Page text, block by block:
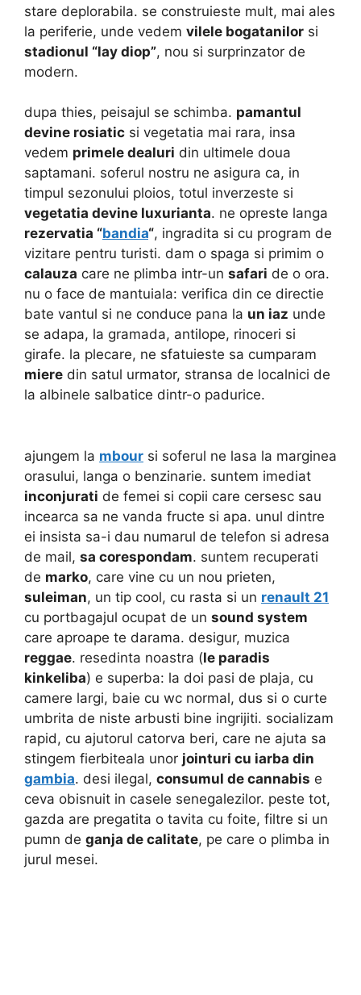
stare deplorabila. se construieste mult, mai ales
la periferie, unde vedem vilele bogatanilor si
stadionul “lay diop”, nou si surprinzator de
modern.
dupa thies, peisajul se schimba. pamantul
devine rosiatic si vegetatia mai rara, insa
vedem primele dealuri din ultimele doua
saptamani. soferul nostru ne asigura ca, in
timpul sezonului ploios, totul inverzeste si
vegetatia devine luxurianta. ne opreste langa
rezervatia “bandia“, ingradita si cu program de
vizitare pentru turisti. dam o spaga si primim o
calauza care ne plimba intr-un safari de o ora.
nu o face de mantuiala: verifica din ce directie
bate vantul si ne conduce pana la un iaz unde
se adapa, la gramada, antilope, rinoceri si
girafe. la plecare, ne sfatuieste sa cumparam
miere din satul urmator, stransa de localnici de
la albinele salbatice dintr-o padurice.
ajungem la mbour si soferul ne lasa la marginea
orasului, langa o benzinarie. suntem imediat
inconjurati de femei si copii care cersesc sau
incearca sa ne vanda fructe si apa. unul dintre
ei insista sa-i dau numarul de telefon si adresa
de mail, sa corespondam. suntem recuperati
de marko, care vine cu un nou prieten,
suleiman, un tip cool, cu rasta si un renault 21
cu portbagajul ocupat de un sound system
care aproape te darama. desigur, muzica
reggae. resedinta noastra (le paradis
kinkeliba) e superba: la doi pasi de plaja, cu
camere largi, baie cu wc normal, dus si o curte
umbrita de niste arbusti bine ingrijiti. socializam
rapid, cu ajutorul catorva beri, care ne ajuta sa
stingem fierbiteala unor jointuri cu iarba din
gambia. desi ilegal, consumul de cannabis e
ceva obisnuit in casele senegalezilor. peste tot,
gazda are pregatita o tavita cu foite, filtre si un
pumn de ganja de calitate, pe care o plimba in
jurul mesei.